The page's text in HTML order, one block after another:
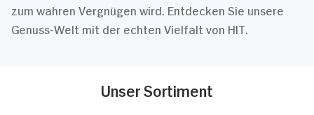
zum wahren Vergnügen wird. Entdecken Sie unsere
Genuss-Welt mit der echten Vielfalt von HIT.
Unser Sortiment